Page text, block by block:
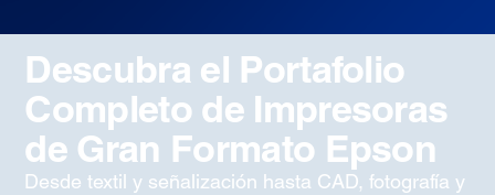
Descubra el Portafolio
Completo de Impresoras
de Gran Formato Epson
Desde textil y señalización hasta CAD, fotografía y